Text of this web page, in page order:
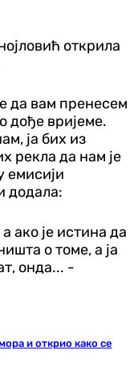
открила
да вам пренесем
дође вријеме.
ја бих из
рекла да нам је
емисији
додала:
ако је истина да
о томе, а ја
онда... -
и открио како се